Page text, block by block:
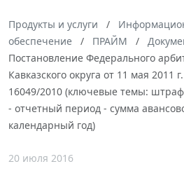
Продукты и услуги
обеспечение
ПРАЙМ
Постановление Федерального
Кавказского округа от 11 мая 2011
16049/2010 (ключевые темы:
- отчетный период - сумма
календарный год)
20 июля 2016